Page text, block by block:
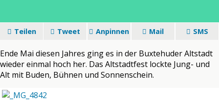
Teilen Tweet Anpinnen Mail SMS
Ende Mai diesen Jahres ging es in der Buxtehuder Altstadt
wieder einmal hoch her. Das Altstadtfest lockte Jung- und
Alt mit Buden, Bühnen und Sonnenschein.